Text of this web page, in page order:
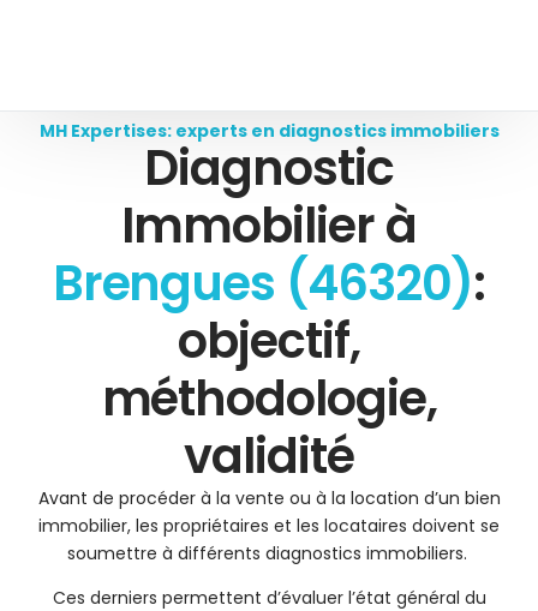
MH Expertises: experts en diagnostics immobiliers
Diagnostic
Immobilier à
Brengues (46320):
objectif,
méthodologie,
validité
Avant de procéder à la vente ou à la location d’un bien
immobilier, les propriétaires et les locataires doivent se
soumettre à différents diagnostics immobiliers.
Ces derniers permettent d’évaluer l’état général du